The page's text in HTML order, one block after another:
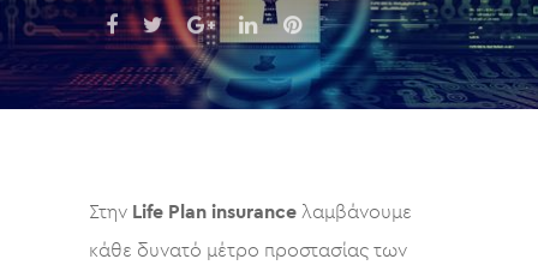
Στην Life Plan insurance λαμβάνουμε
κάθε δυνατό μέτρο προστασίας των